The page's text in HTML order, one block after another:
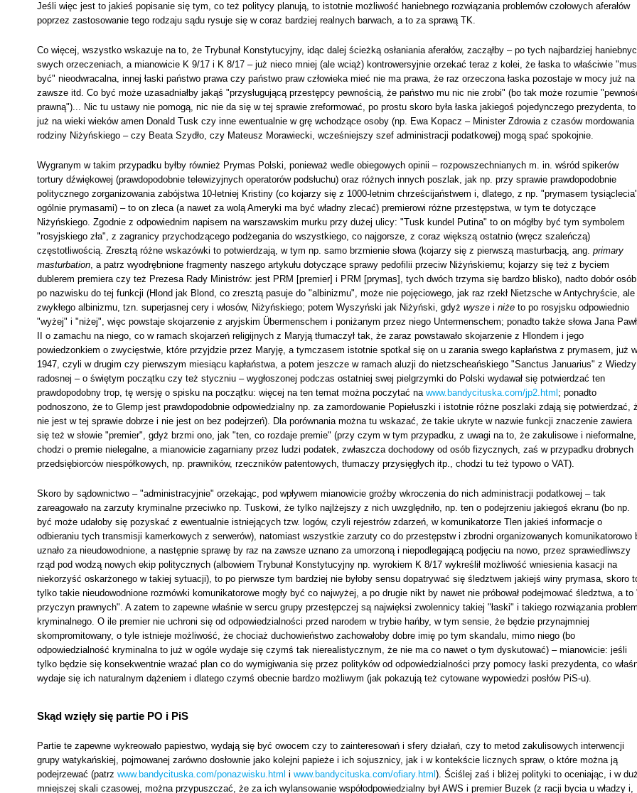
Jeśli więc jest to jakieś popisanie się tym, co też politycy planują, to istotnie możliwość haniebnego rozwiązania problemów czołowych aferałów
poprzez zastosowanie tego rodzaju sądu rysuje się w coraz bardziej realnych barwach, a to za sprawą TK.
Co więcej, wszystko wskazuje na to, że Trybunał Konstytucyjny, idąc dalej ścieżką osłaniania aferałów, zacząłby – po tych najbardziej
swych orzeczeniach, a mianowicie K 9/17 i K 8/17 – już nieco mniej (ale wciąż) kontrowersyjnie orzekać teraz z kolei, że łaska to właściwie
być" nieodwracalna, innej łaski państwo prawa czy państwo praw człowieka mieć nie ma prawa, że raz orzeczona łaska pozostaje w mocy już na
zawsze itd. Co być może uzasadniałby jakąś "przysługującą przestępcy pewnością, że państwo mu nic nie zrobi" (bo tak może rozumie
prawną")... Nic tu ustawy nie pomogą, nic nie da się w tej sprawie zreformować, po prostu skoro była łaska jakiegoś pojedynczego prezydenta, to
już na wieki wieków amen Donald Tusk czy inne ewentualnie w grę wchodzące osoby (np. Ewa Kopacz – Minister Zdrowia z czasów mordowania
rodziny Niżyńskiego – czy Beata Szydło, czy Mateusz Morawiecki, wcześniejszy szef administracji podatkowej) mogą spać spokojnie.
Wygranym w takim przypadku byłby również Prymas Polski, ponieważ wedle obiegowych opinii – rozpowszechnianych m. in. wśród spikerów
tortury dźwiękowej (prawdopodobnie telewizyjnych operatorów podsłuchu) oraz różnych innych poszlak, jak np. przy sprawie prawdopodobnie
politycznego zorganizowania zabójstwa 10-letniej Kristiny (co kojarzy się z 1000-letnim chrześcijaństwem i, dlatego, z np. "prymasem
ogólnie prymasami) – to on zleca (a nawet za wolą Ameryki ma być władny zlecać) premierowi różne przestępstwa, w tym te dotyczące
Niżyńskiego. Zgodnie z odpowiednim napisem na warszawskim murku przy dużej ulicy: "Tusk kundel Putina" to on mógłby być tym symbolem
"rosyjskiego zła", z zagranicy przychodzącego podżegania do wszystkiego, co najgorsze, z coraz większą ostatnio (wręcz szaleńczą)
częstotliwością. Zresztą różne wskazówki to potwierdzają, w tym np. samo brzmienie słowa (kojarzy się z pierwszą masturbacją, ang. primary
masturbation, a patrz wyodrębnione fragmenty naszego artykułu dotyczące sprawy pedofilii przeciw Niżyńskiemu; kojarzy się też z byciem
dublerem premiera czy też Prezesa Rady Ministrów: jest PRM [premier] i PRM [prymas], tych dwóch trzyma się bardzo blisko), nadto dobór osób
po nazwisku do tej funkcji (Hlond jak Blond, co zresztą pasuje do "albinizmu", może nie pojęciowego, jak raz rzekł Nietzsche w Antychryście, ale
zwykłego albinizmu, tzn. superjasnej cery i włosów, Niżyńskiego; potem Wyszyński jak Niżyński, gdyż wysze i niże to po rosyjsku odpowiednio
"wyżej" i "niżej", więc powstaje skojarzenie z aryjskim Übermenschem i poniżanym przez niego Untermenschem; ponadto także słowa Jana
II o zamachu na niego, co w ramach skojarzeń religijnych z Maryją tłumaczył tak, że zaraz powstawało skojarzenie z Hlondem i jego
powiedzonkiem o zwycięstwie, które przyjdzie przez Maryję, a tymczasem istotnie spotkał się on u zarania swego kapłaństwa z prymasem, już w
1947, czyli w drugim czy pierwszym miesiącu kapłaństwa, a potem jeszcze w ramach aluzji do nietzscheańskiego "Sanctus Januarius" z Wiedzy
radosnej – o świętym początku czy też styczniu – wygłoszonej podczas ostatniej swej pielgrzymki do Polski wydawał się potwierdzać ten
prawdopodobny trop, tę wersję o spisku na początku: więcej na ten temat można poczytać na www.bandycituska.com/jp2.html ; ponadto
podnoszono, że to Glemp jest prawdopodobnie odpowiedzialny np. za zamordowanie Popiełuszki i istotnie różne poszlaki zdają się potwierdzać,
nie jest w tej sprawie dobrze i nie jest on bez podejrzeń). Dla porównania można tu wskazać, że takie ukryte w nazwie funkcji znaczenie zawiera
się też w słowie "premier", gdyż brzmi ono, jak "ten, co rozdaje premie" (przy czym w tym przypadku, z uwagi na to, że zakulisowe i nieformalne,
chodzi o premie nielegalne, a mianowicie zagarniany przez ludzi podatek, zwłaszcza dochodowy od osób fizycznych, zaś w przypadku drobnych
przedsiębiorców niespółkowych, np. prawników, rzeczników patentowych, tłumaczy przysięgłych itp., chodzi tu też typowo o VAT).
Skoro by sądownictwo – "administracyjnie" orzekając, pod wpływem mianowicie groźby wkroczenia do nich administracji podatkowej – tak
zareagowało na zarzuty kryminalne przeciwko np. Tuskowi, że tylko najlżejszy z nich uwzględniło, np. ten o podejrzeniu jakiegoś ekranu (bo np.
być może udałoby się pozyskać z ewentualnie istniejących tzw. logów, czyli rejestrów zdarzeń, w komunikatorze Tlen jakieś informacje o
odbieraniu tych transmisji kamerkowych z serwerów), natomiast wszystkie zarzuty co do przestępstw i zbrodni organizowanych komunikatorowo
uznało za nieudowodnione, a następnie sprawę by raz na zawsze uznano za umorzoną i niepodlegającą podjęciu na nowo, przez sprawiedliwszy
rząd pod wodzą nowych ekip politycznych (albowiem Trybunał Konstytucyjny np. wyrokiem K 8/17 wykreślił możliwość wniesienia kasacji na
niekorzyść oskarżonego w takiej sytuacji), to po pierwsze tym bardziej nie byłoby sensu dopatrywać się śledztwem jakiejś winy prymasa, skoro
tylko takie nieudowodnione rozmówki komunikatorowe mogły być co najwyżej, a po drugie nikt by nawet nie próbował podejmować śledztwa, a to
przyczyn prawnych". A zatem to zapewne właśnie w sercu grupy przestępczej są najwięksi zwolennicy takiej "łaski" i takiego rozwiązania
kryminalnego. O ile premier nie uchroni się od odpowiedzialności przed narodem w trybie hańby, w tym sensie, że będzie przynajmniej
skompromitowany, o tyle istnieje możliwość, że chociaż duchowieństwo zachowałoby dobre imię po tym skandalu, mimo niego (bo
odpowiedzialność kryminalna to już w ogóle wydaje się czymś tak nierealistycznym, że nie ma co nawet o tym dyskutować) – mianowicie: jeśli
tylko będzie się konsekwentnie wrażać plan co do wymigiwania się przez polityków od odpowiedzialności przy pomocy łaski prezydenta, co
wydaje się ich naturalnym dążeniem i dlatego czymś obecnie bardzo możliwym (jak pokazują też cytowane wypowiedzi posłów PiS-u).
Skąd wzięły się partie PO i PiS
Partie te zapewne wykreowało papiestwo, wydają się być owocem czy to zainteresowań i sfery działań, czy to metod zakulisowych interwencji
grupy watykańskiej, pojmowanej zarówno dosłownie jako kolejni papieże i ich sojusznicy, jak i w kontekście licznych spraw, o które można ją
podejrzewać (patrz www.bandycituska.com/ponazwisku.html i www.bandycituska.com/ofiary.html ). Ściślej zaś i bliżej polityki to oceniając, i w
mniejszej skali czasowej, można przypuszczać, że za ich wylansowanie współodpowiedzialny był AWS i premier Buzek (z racji bycia u władzy i,